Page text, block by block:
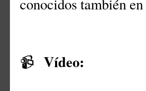
conocidos también
📹 Vídeo: